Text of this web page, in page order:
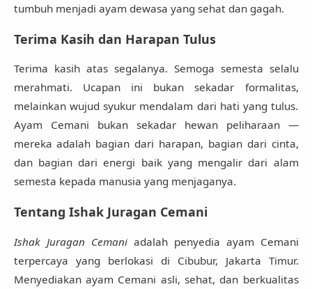
tumbuh menjadi ayam dewasa yang sehat dan gagah.
Terima Kasih dan Harapan Tulus
Terima kasih atas segalanya. Semoga semesta selalu
merahmati. Ucapan ini bukan sekadar formalitas,
melainkan wujud syukur mendalam dari hati yang tulus.
Ayam Cemani bukan sekadar hewan peliharaan —
mereka adalah bagian dari harapan, bagian dari cinta,
dan bagian dari energi baik yang mengalir dari alam
semesta kepada manusia yang menjaganya.
Tentang Ishak Juragan Cemani
Ishak Juragan Cemaniadalah penyedia ayam Cemani
terpercaya yang berlokasi di Cibubur, Jakarta Timur.
Menyediakan ayam Cemani asli, sehat, dan berkualitas